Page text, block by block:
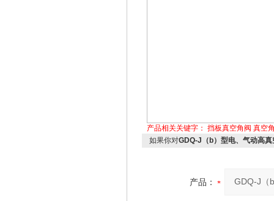
产品相关关键字： 挡板真空角阀 真空
如果你对GDQ-J（b）型电、气动高
产品：